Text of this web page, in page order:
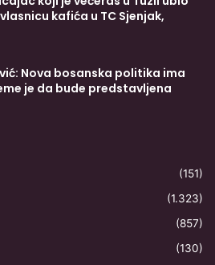
kafića u TC Sjenjak,
Nova bosanska politika ima
je da bude predstavljena
(151)
(1.323)
(857)
(130)